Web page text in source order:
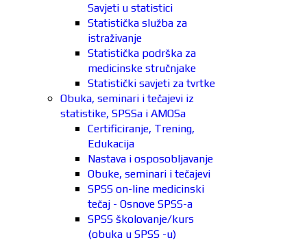
Savjeti u statistici
Statistička služba za
istraživanje
Statistička podrška za
medicinske stručnjake
Statistički savjeti za tvrtke
Obuka, seminari i tečajevi iz
statistike, SPSSa i AMOSa
Certificiranje, Trening,
Edukacija
Nastava i osposobljavanje
Obuke, seminari i tečajevi
SPSS on-line medicinski
tečaj - Osnove SPSS-a
SPSS školovanje/kurs
(obuka u SPSS -u)